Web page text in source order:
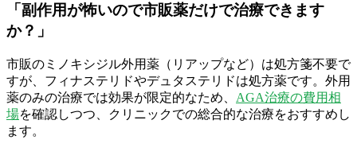
「副作用が怖いので市販薬だけで治療できます
か？」
市販のミノキシジル外用薬（リアップなど）は処方箋不要で
すが、フィナステリドやデュタステリドは処方薬です。外用
薬のみの治療では効果が限定的なため、 AGA治療の費用相
場を確認しつつ、クリニックでの総合的な治療をおすすめし
ます。